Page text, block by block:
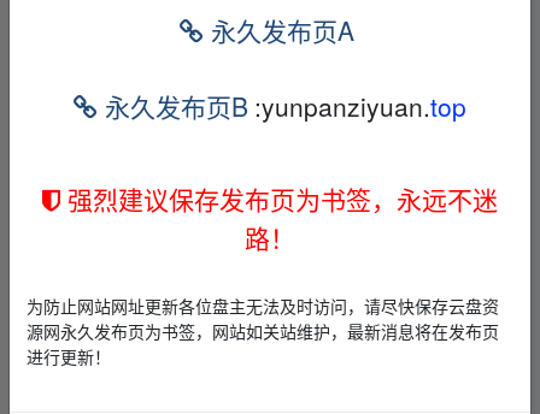
‥fr﹏om w﹏ww.y‥un、pan▂zi、yu、an.x
📄 七上深阅读话题阅读.pdf (63.1 MB)
📄 七上深阅读题型专项.pdf (39.9 MB)
📄 七上深阅读题型专项答案.pdf (25.8 MB)
﹏om w﹏ww.y‥un、pan▂zi、yu、an.xy、z
夸克网盘下载：
永久发布页A
永久发布页B :yunpanziyuan.top
强烈建议保存发布页为书签，永远不迷
路！
为防止网站网址更新各位盘主无法及时访问，请尽快保存云盘资
源网永久发布页为书签，网站如关站维护，最新消息将在发布页
进行更新！